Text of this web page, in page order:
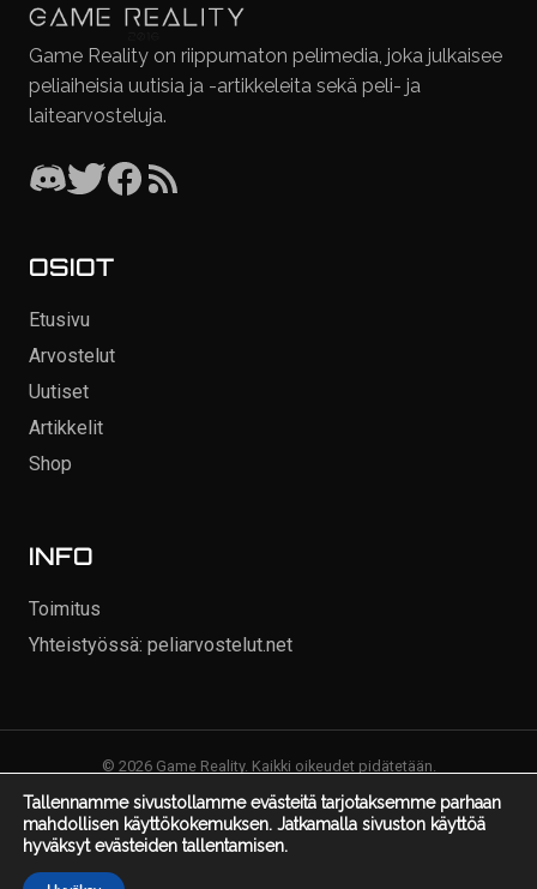
Tallennamme sivustollamme evästeitä tarjotaksemme parhaan
mahdollisen käyttökokemuksen. Jatkamalla sivuston käyttöä
hyväksyt evästeiden tallentamisen.
Game Reality on riippumaton pelimedia, joka julkaisee
peliaiheisia uutisia ja -artikkeleita sekä peli- ja
laitearvosteluja.
OSIOT
Etusivu
Arvostelut
Uutiset
Artikkelit
Shop
INFO
Toimitus
Yhteistyössä: peliarvostelut.net
© 2026 Game Reality. Kaikki oikeudet pidätetään.